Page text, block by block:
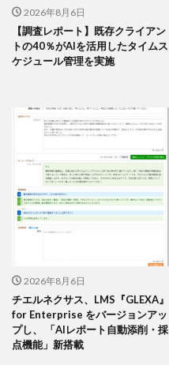
2026年8月6日
【調査レポート】既存クライアン
トの40％がAIを活用したタイムス
ケジュール管理を実施
2026年8月6日
チエルネクサス、LMS『GLEXA』
for Enterprise をバージョンアッ
プし、 「AIレポート自動添削・採
点機能」新搭載